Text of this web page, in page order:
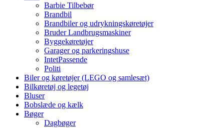
Barbie Tilbebør
Brandbil
Brandbiler og udrykningskøretøjer
Bruder Landbrugsmaskiner
Byggekøretøjer
Garager og parkeringshuse
IntetPassende
Politi
Biler og køretøjer (LEGO og samlesæt)
Bilkøretøj og legetøj
Bluser
Bobslæde og kælk
Bøger
Dagbøger